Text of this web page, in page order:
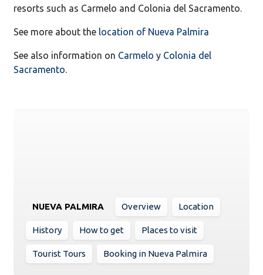
resorts such as Carmelo and Colonia del Sacramento.
See more about the location of Nueva Palmira
See also information on Carmelo y Colonia del
Sacramento.
NUEVA PALMIRA Overview Location
History How to get Places to visit
Tourist Tours Booking in Nueva Palmira